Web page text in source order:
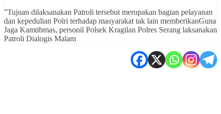
”Tujuan dilaksanakan Patroli tersebut merupakan bagian pelayanan
dan kepedulian Polri terhadap masyarakat tak lain memberikanGuna
Jaga Kamtibmas, personil Polsek Kragilan Polres Serang laksanakan
Patroli Dialogis Malam